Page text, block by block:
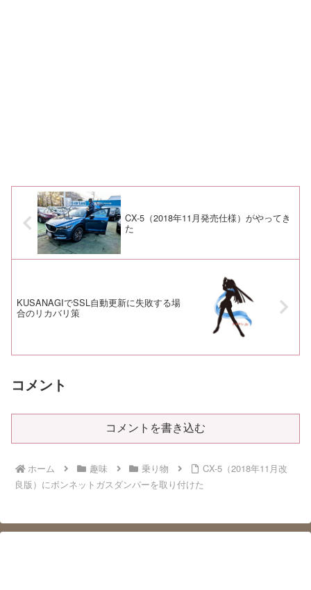
CX-5（2018年11月発売仕様）がやってき
た
KUSANAGIでSSL自動更新に失敗する場
合のリカバリ策
コメント
コメントを書き込む
ホーム 趣味 乗り物
CX-5（2018年11月改
良版）にボンネットガスダンパーを取り付けた